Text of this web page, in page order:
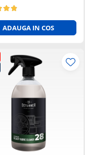
ADAUGA IN COS